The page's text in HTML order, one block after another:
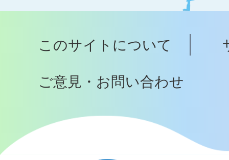
ッ
へ
このサイトについて
ご意見・お問い合わせ